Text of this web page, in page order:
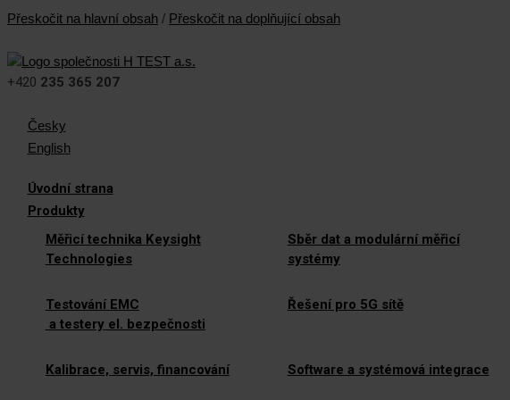
Přeskočit na hlavní obsah / Přeskočit na doplňující obsah
+420 235 365 207
Česky
English
Úvodní strana
Produkty
Měřicí technika Keysight
Technologies
Sběr dat a modulární měřicí
systémy
Testování EMC
a testery el. bezpečnosti
Řešení pro 5G sítě
Kalibrace, servis, financování Software a systémová integrace